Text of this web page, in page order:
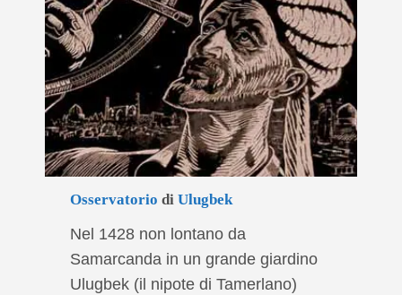
Osservatorio di Ulugbek
Nel 1428 non lontano da
Samarcanda in un grande giardino
Ulugbek (il nipote di Tamerlano)